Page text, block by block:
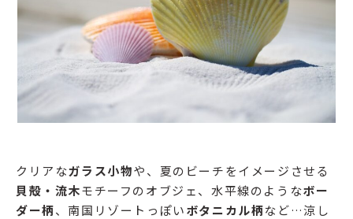
クリアなガラス小物や、夏のビーチをイメージさせる
貝殻・流木モチーフのオブジェ、水平線のようなボー
ダー柄、南国リゾートっぽいボタニカル柄など…涼し